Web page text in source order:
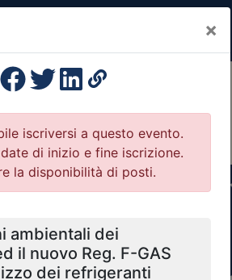
×
formazione per Ordini e
Professionali